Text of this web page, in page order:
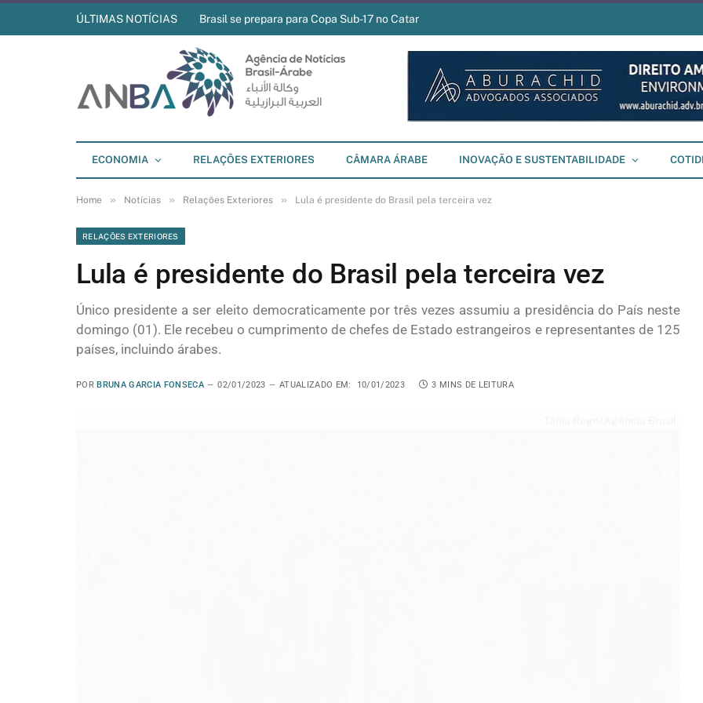
ÚLTIMAS NOTÍCIAS Brasil se prepara para Copa Sub-17 no Catar
ECONOMIA RELAÇÕES EXTERIORES CÂMARA ÁRABE INOVAÇÃO E SUSTENTABILIDADE
Home » Notícias » Relações Exteriores » Lula é presidente do Brasil pela terceira vez
RELAÇÕES EXTERIORES
Lula é presidente do Brasil pela terceira vez
Único presidente a ser eleito democraticamente por três vezes assumiu a presidência do País neste
domingo (01). Ele recebeu o cumprimento de chefes de Estado estrangeiros e representantes de 125
países, incluindo árabes.
POR BRUNA GARCIA FONSECA 02/01/2023 ATUALIZADO EM: 10/01/2023 3 MINS DE LEITURA